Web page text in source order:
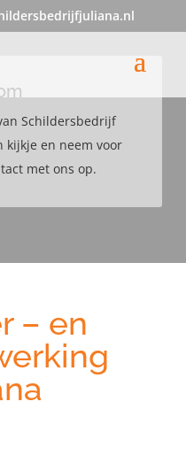
Schildersbedrijf
kijkje en neem voor
met ons op.
– en